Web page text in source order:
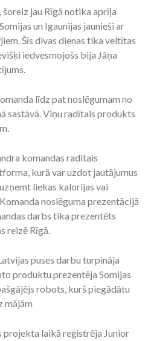
jau Rīgā notika aprīļa
un Igaunijas jaunieši ar
Šīs divas dienas tika veltītas
iedvesmojošs bija Jāņa
līdz pat noslēgumam no
sastāvā. Viņu radītais produkts
komandas radītais
kurā var uzdot jautājumus
liekas kalorijas vai
noslēguma prezentācijā
darbs tika prezentēts
reizē Rīgā.
puses darbu turpināja
produktu prezentēja Somijas
robots, kurš piegādātu
mājām
projekta laikā reģistrēja Junior